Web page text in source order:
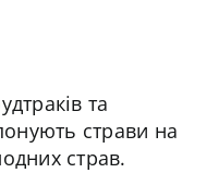
та
страви на
страв.